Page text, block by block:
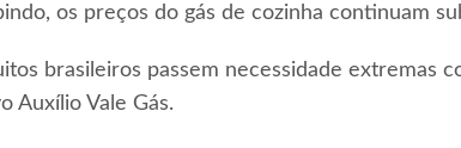
os preços do gás de cozinha continuam
brasileiros passem necessidade extremas
Auxílio Vale Gás.